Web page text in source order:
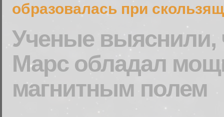
образовалась при
Ученые выяснили,
Марс обладал
магнитным полем